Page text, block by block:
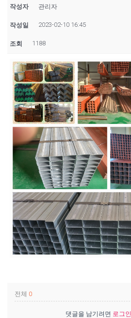
작성자 관리자
작성일 2023-02-10 16:45
조회 1188
전체 0
댓글을 남기려면 로그인